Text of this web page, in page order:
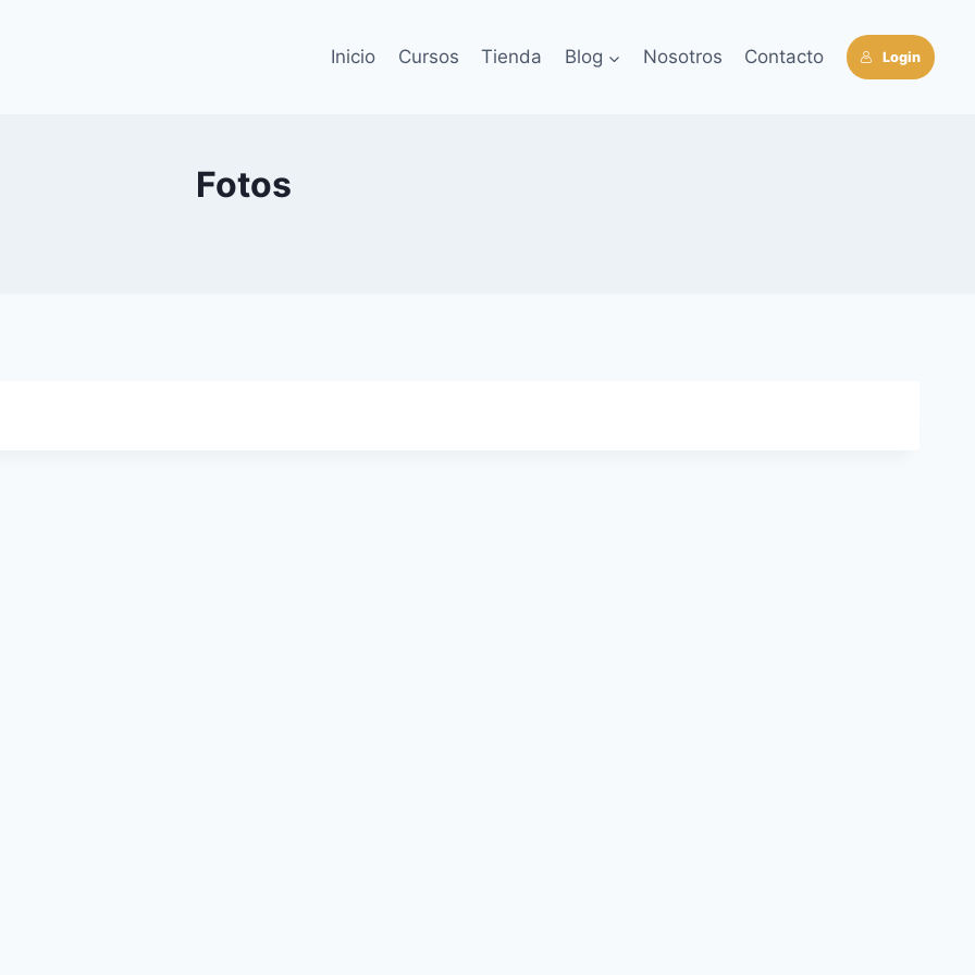
Inicio Cursos Tienda Blog Nosotros Contacto Login
Fotos